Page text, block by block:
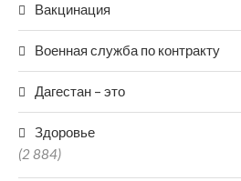
Вакцинация
Военная служба по контракту
Дагестан – это
Здоровье
(2 884)